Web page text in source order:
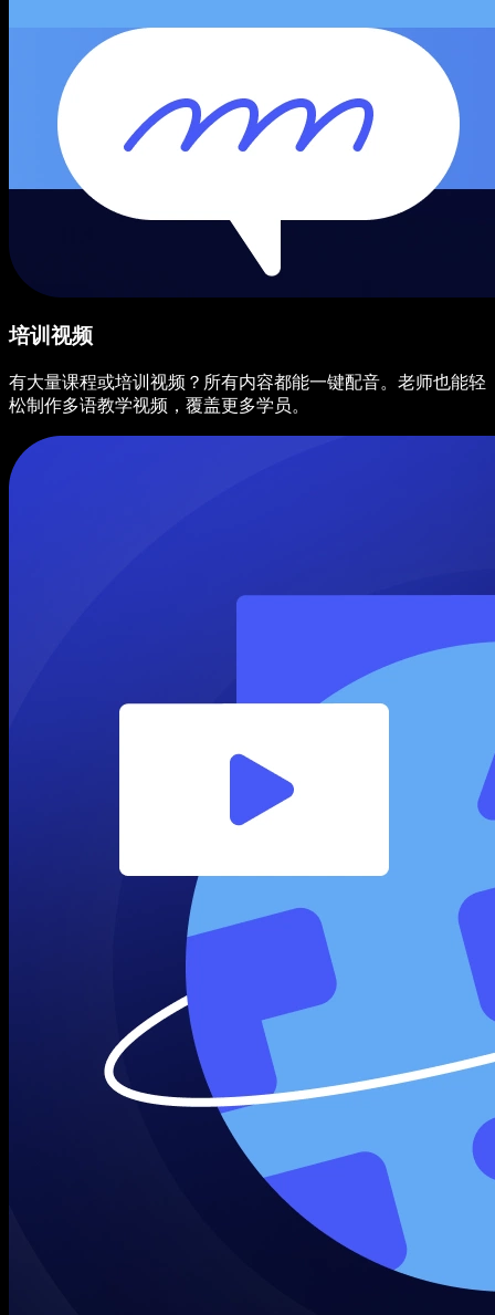
培训视频
有大量课程或培训视频？所有内容都能一键配音。老师也能轻
松制作多语教学视频，覆盖更多学员。